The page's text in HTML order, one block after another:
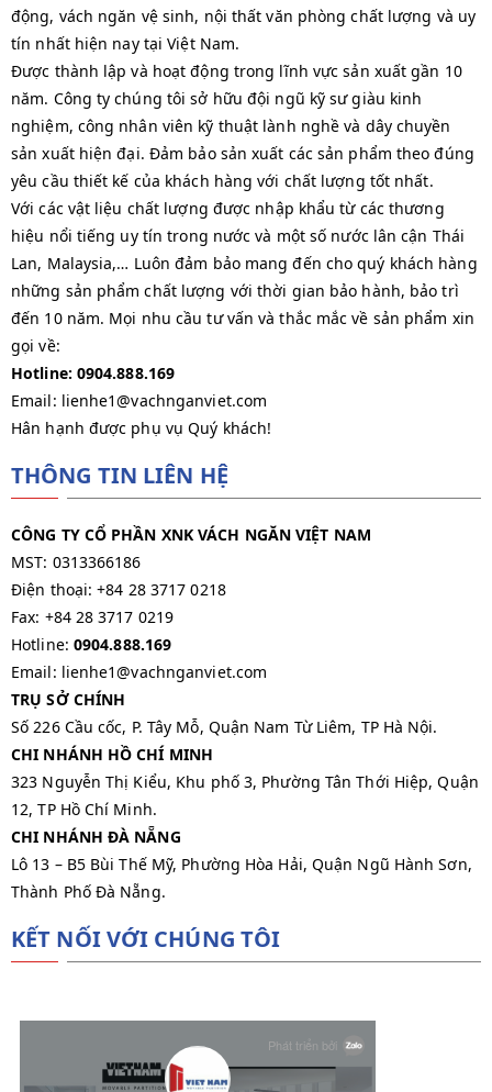
động, vách ngăn vệ sinh, nội thất văn phòng chất lượng và uy
tín nhất hiện nay tại Việt Nam.
Được thành lập và hoạt động trong lĩnh vực sản xuất gần 10
năm. Công ty chúng tôi sở hữu đội ngũ kỹ sư giàu kinh
nghiệm, công nhân viên kỹ thuật lành nghề và dây chuyền
sản xuất hiện đại. Đảm bảo sản xuất các sản phẩm theo đúng
yêu cầu thiết kế của khách hàng với chất lượng tốt nhất.
Với các vật liệu chất lượng được nhập khẩu từ các thương
hiệu nổi tiếng uy tín trong nước và một số nước lân cận Thái
Lan, Malaysia,… Luôn đảm bảo mang đến cho quý khách hàng
những sản phẩm chất lượng với thời gian bảo hành, bảo trì
đến 10 năm. Mọi nhu cầu tư vấn và thắc mắc về sản phẩm xin
gọi về:
Hotline: 0904.888.169
Email: lienhe1@vachnganviet.com
Hân hạnh được phụ vụ Quý khách!
THÔNG TIN LIÊN HỆ
CÔNG TY CỔ PHẦN XNK VÁCH NGĂN VIỆT NAM
MST: 0313366186
Điện thoại: +84 28 3717 0218
Fax: +84 28 3717 0219
Hotline: 0904.888.169
Email: lienhe1@vachnganviet.com
TRỤ SỞ CHÍNH
Số 226 Cầu cốc, P. Tây Mỗ, Quận Nam Từ Liêm, TP Hà Nội.
CHI NHÁNH HỒ CHÍ MINH
323 Nguyễn Thị Kiểu, Khu phố 3, Phường Tân Thới Hiệp, Quận
12, TP Hồ Chí Minh.
CHI NHÁNH ĐÀ NẴNG
Lô 13 – B5 Bùi Thế Mỹ, Phường Hòa Hải, Quận Ngũ Hành Sơn,
Thành Phố Đà Nẵng.
KẾT NỐI VỚI CHÚNG TÔI